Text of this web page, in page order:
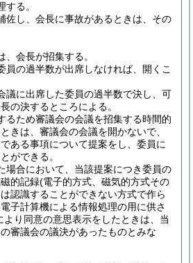
る。
佐し、会長に事故があるときは、その
、会長が招集する。
員の過半数が出席しなければ、開くこ
議に出席した委員の過半数で決し、可
の決するところによる。
るため審議会の会議を招集する時間的
きは、審議会の会議を開かないで、
ある事項について提案をし、委員に
ができる。
場合において、当該提案につき委員の
的記録(電子的方式、磁気的方式その
認識することができない方式で作ら
子計算機による情報処理の用に供さ
より同意の意思表示をしたときは、当
審議会の議決があったものとみな